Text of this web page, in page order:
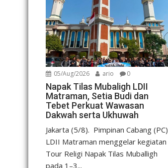
05/Aug/2026 ario 0
Napak Tilas Mubaligh LDII
Matraman, Setia Budi dan
Tebet Perkuat Wawasan
Dakwah serta Ukhuwah
Jakarta (5/8). Pimpinan Cabang (PC)
LDII Matraman menggelar kegiatan
Tour Religi Napak Tilas Muballigh
pada 1–3...